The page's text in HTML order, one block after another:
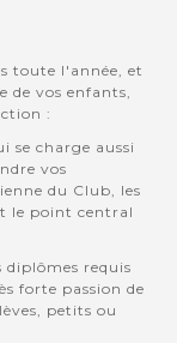
toute l'année, et
de vos enfants,
:
se charge aussi
vos
du Club, les
le point central
diplômes requis
forte passion de
petits ou